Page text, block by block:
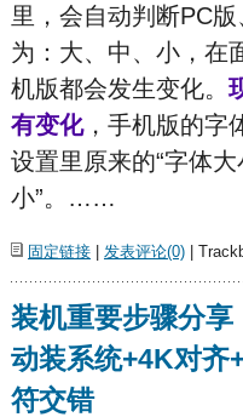
里，会自动判断PC
为：大、中、小，在
机版都会发生变化。
有变化，手机版的字
设置里原来的“字体
小”。……
固定链接| 发表评论(0)|
装机重要步骤分
动装系统+4K对齐
符交错